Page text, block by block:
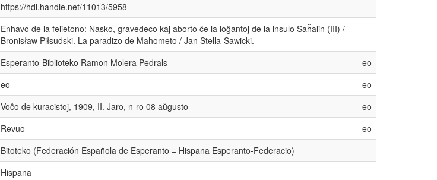
https://hdl.handle.net/11013/5958
Enhavo de la felietono: Nasko, gravedeco kaj aborto ĉe la loĝantoj de la insulo Saĥalin (III) /
Bronisław Piłsudski. La paradizo de Mahometo / Jan Stella-Sawicki.
Esperanto-Biblioteko Ramon Molera Pedrals
eo
eo
eo
Voĉo de kuracistoj, 1909, II. Jaro, n-ro 08 aŭgusto
eo
Revuo
eo
Bitoteko (Federación Española de Esperanto = Hispana Esperanto-Federacio)
Hispana